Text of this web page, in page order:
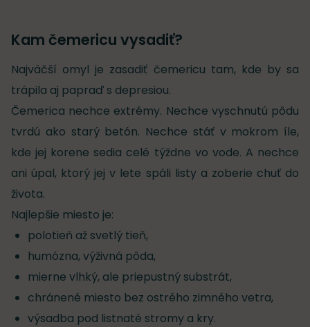
Kam čemericu vysadiť?
Najväčší omyl je zasadiť čemericu tam, kde by sa
trápila aj papraď s depresiou.
Čemerica nechce extrémy. Nechce vyschnutú pôdu
tvrdú ako starý betón. Nechce stáť v mokrom íle,
kde jej korene sedia celé týždne vo vode. A nechce
ani úpal, ktorý jej v lete spáli listy a zoberie chuť do
života.
Najlepšie miesto je:
polotieň až svetlý tieň,
humózna, výživná pôda,
mierne vlhký, ale priepustný substrát,
chránené miesto bez ostrého zimného vetra,
výsadba pod listnaté stromy a kry.